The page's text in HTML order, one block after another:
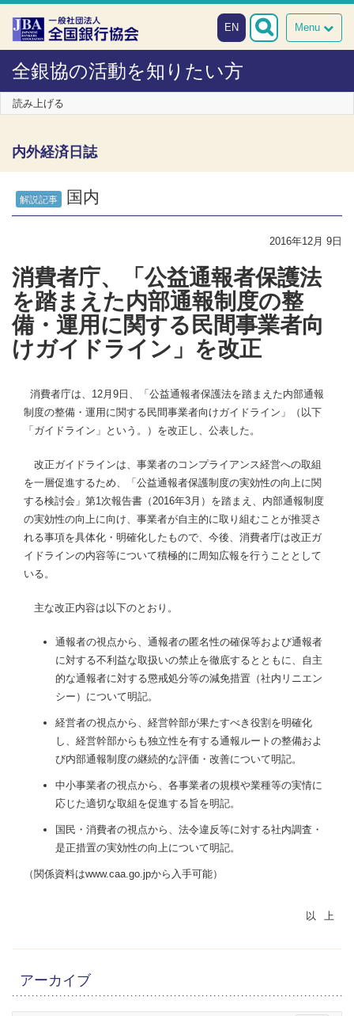
本文へスキップ
障がい者向け相談窓口
Menu
EN
全銀協の活動を知りたい方
読み上げる
内外経済日誌
解説記事 国内
2016年12月 9日
消費者庁、「公益通報者保護法
を踏まえた内部通報制度の整
備・運用に関する民間事業者向
けガイドライン」を改正
消費者庁は、12月9日、「公益通報者保護法を踏まえた内部通報
制度の整備・運用に関する民間事業者向けガイドライン」（以下
「ガイドライン」という。）を改正し、公表した。
改正ガイドラインは、事業者のコンプライアンス経営への取組
を一層促進するため、「公益通報者保護制度の実効性の向上に関
する検討会」第1次報告書（2016年3月）を踏まえ、内部通報制度
の実効性の向上に向け、事業者が自主的に取り組むことが推奨さ
れる事項を具体化・明確化したもので、今後、消費者庁は改正ガ
イドラインの内容等について積極的に周知広報を行うこととして
いる。
主な改正内容は以下のとおり。
通報者の視点から、通報者の匿名性の確保等および通報者
に対する不利益な取扱いの禁止を徹底するとともに、自主
的な通報者に対する懲戒処分等の減免措置（社内リニエン
シー）について明記。
経営者の視点から、経営幹部が果たすべき役割を明確化
し、経営幹部からも独立性を有する通報ルートの整備およ
び内部通報制度の継続的な評価・改善について明記。
中小事業者の視点から、各事業者の規模や業種等の実情に
応じた適切な取組を促進する旨を明記。
国民・消費者の視点から、法令違反等に対する社内調査・
是正措置の実効性の向上について明記。
（関係資料はwww.caa.go.jpから入手可能）
アーカイブ